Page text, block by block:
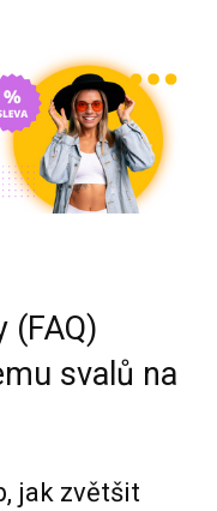
(FAQ)
svalů na
jak zvětšit